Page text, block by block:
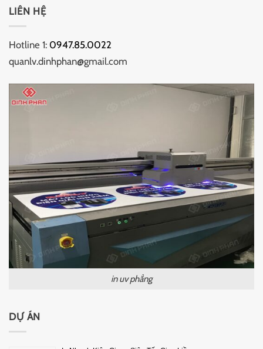
LIÊN HỆ
Hotline 1: 0947.85.0022
quanlv.dinhphan@gmail.com
in uv phẳng
DỰ ÁN